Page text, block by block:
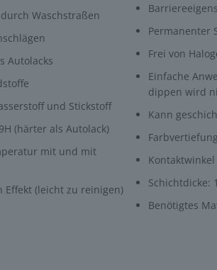
Waschstraßen
Autolacks
und Stickstoff
(härter als Autolack)
mit und mit
Effekt (leicht zu reinigen)
Permanenter
Frei von
Einfache
dippen wird
Kann
Kontaktwinkel
Schichtdicke:
Benötigtes